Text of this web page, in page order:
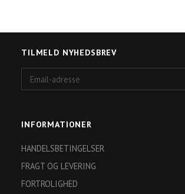
TILMELD NYHEDSBREV
adresse
INFORMATIONER
HANDELSBETINGELSER
FRAGT OG LEVERING
FORTROLIGHED